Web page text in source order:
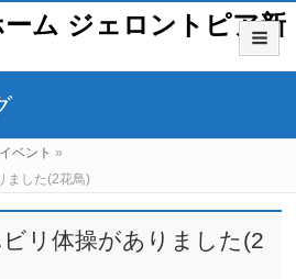
ム ジェロントピア新
イベント »
ました(2花鳥)
リ体操がありました(2